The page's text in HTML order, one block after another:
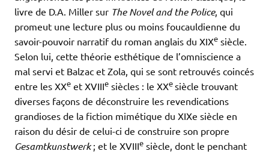
livre de D.A. Miller sur The Novel and the Police, qui
promeut une lecture plus ou moins foucauldienne du
savoir-pouvoir narratif du roman anglais du XIXe siècle.
Selon lui, cette théorie esthétique de l’omniscience a
mal servi et Balzac et Zola, qui se sont retrouvés coincés
entre les XXe et XVIIIe siècles : le XXesiècle trouvant
diverses façons de déconstruire les revendications
grandioses de la fiction mimétique du XIXe siècle en
raison du désir de celui-ci de construire son propre
Gesamtkunstwerk; et le XVIIIe siècle, dont le penchant